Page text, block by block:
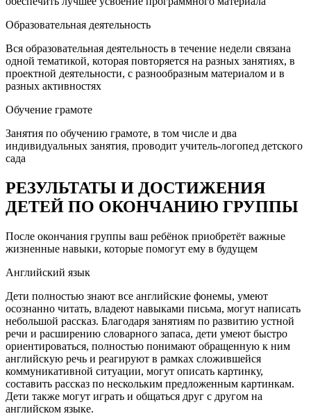
Образовательная деятельность
Вся образовательная деятельность в течение недели связана
одной тематикой, которая повторяется на разных занятиях, в
проектной деятельности, с разнообразным материалом и в
разных активностях
Обучение грамоте
Занятия по обучению грамоте, в том числе и два
индивидуальных занятия, проводит учитель-логопед детского
сада
РЕЗУЛЬТАТЫ И ДОСТИЖЕНИЯ
ДЕТЕЙ ПО ОКОНЧАНИЮ ГРУППЫ
После окончания группы ваш ребёнок приобретёт важные
жизненные навыки, которые помогут ему в будущем
Английский язык
Дети полностью знают все английские фонемы, умеют
осознанно читать, владеют навыками письма, могут написать
небольшой рассказ. Благодаря занятиям по развитию устной
речи и расширению словарного запаса, дети умеют быстро
ориентироваться, полностью понимают обращенную к ним
английскую речь и реагируют в рамках сложившейся
коммуникативной ситуации, могут описать картинку,
составить рассказ по нескольким предложенным картинкам.
Дети также могут играть и общаться друг с другом на
английском языке.